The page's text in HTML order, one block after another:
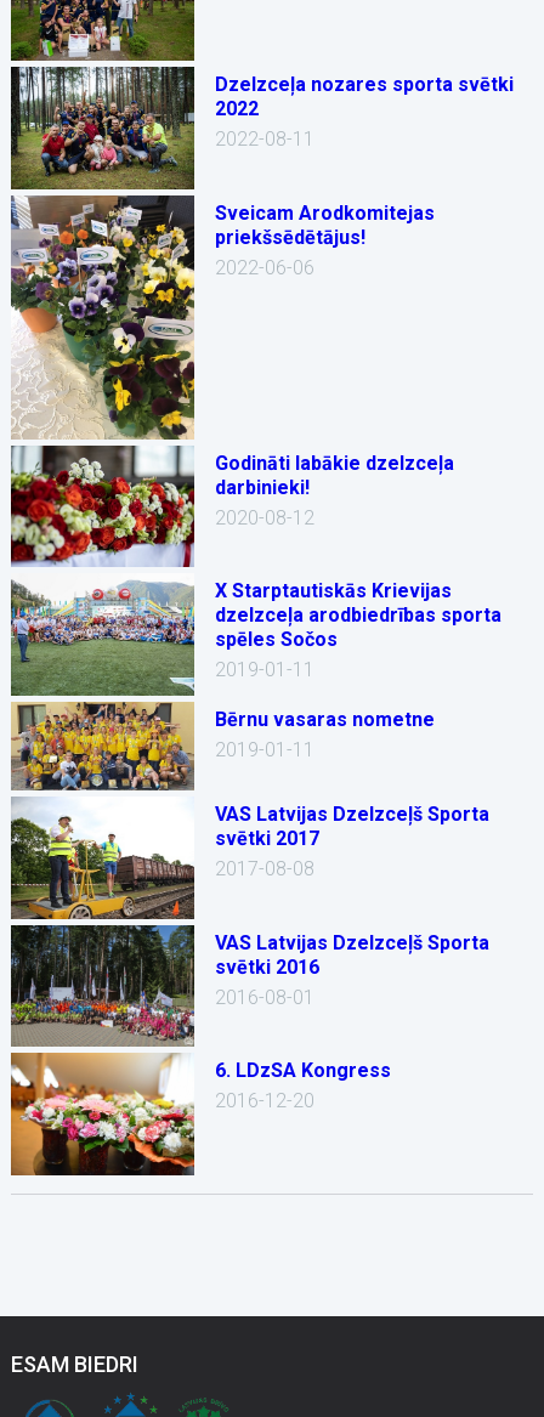
Dzelzceļa nozares sporta svētki
2022
2022-08-11
Sveicam Arodkomitejas
priekšsēdētājus!
2022-06-06
Godināti labākie dzelzceļa
darbinieki!
2020-08-12
X Starptautiskās Krievijas
dzelzceļa arodbiedrības sporta
spēles Sočos
2019-01-11
Bērnu vasaras nometne
2019-01-11
VAS Latvijas Dzelzceļš Sporta
svētki 2017
2017-08-08
VAS Latvijas Dzelzceļš Sporta
svētki 2016
2016-08-01
6. LDzSA Kongress
2016-12-20
ESAM BIEDRI